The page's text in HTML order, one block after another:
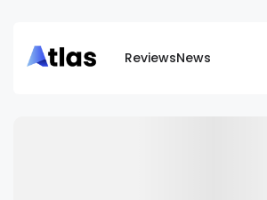
ReviewsNews